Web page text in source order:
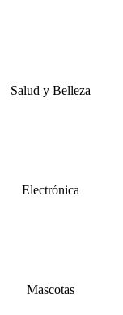
Salud y Belleza
Electrónica
Mascotas